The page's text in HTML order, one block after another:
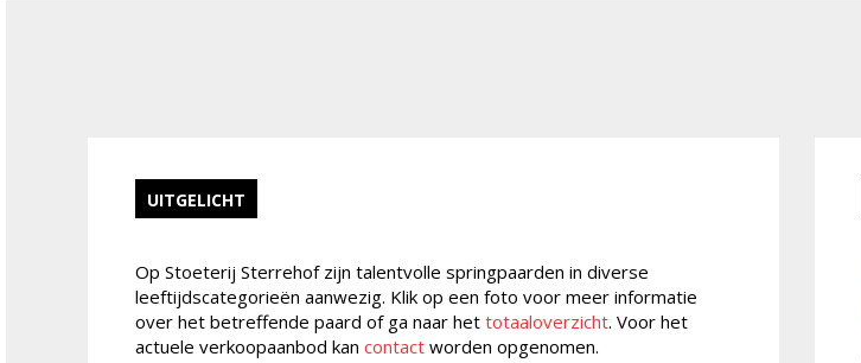
UITGELICHT
Op Stoeterij Sterrehof zijn talentvolle springpaarden in diverse
leeftijdscategorieën aanwezig. Klik op een foto voor meer informatie
over het betreffende paard of ga naar hettotaaloverzicht. Voor het
actuele verkoopaanbod kancontact worden opgenomen.